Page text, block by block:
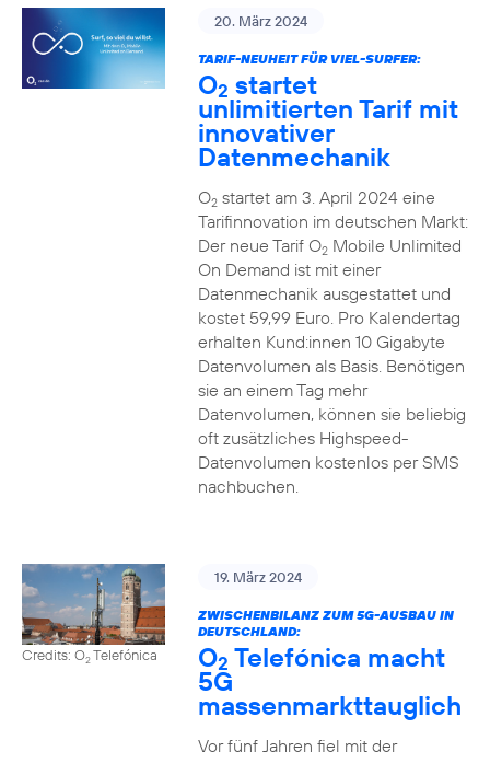
20. März 2024
TARIF-NEUHEIT FÜR VIEL-SURFER:
O2 startet
unlimitierten Tarif mit
innovativer
Datenmechanik
O2startet am 3. April 2024 eine
Tarifinnovation im deutschen Markt:
Der neue Tarif O2Mobile Unlimited
On Demand ist mit einer
Datenmechanik ausgestattet und
kostet 59,99 Euro. Pro Kalendertag
erhalten Kund:innen 10 Gigabyte
Datenvolumen als Basis. Benötigen
sie an einem Tag mehr
Datenvolumen, können sie beliebig
oft zusätzliches Highspeed-
Datenvolumen kostenlos per SMS
nachbuchen.
Credits: O2Telefónica
19. März 2024
ZWISCHENBILANZ ZUM 5G-AUSBAU IN
DEUTSCHLAND:
O2 Telefónica macht
5G
massenmarkttauglich
Vor fünf Jahren fiel mit der